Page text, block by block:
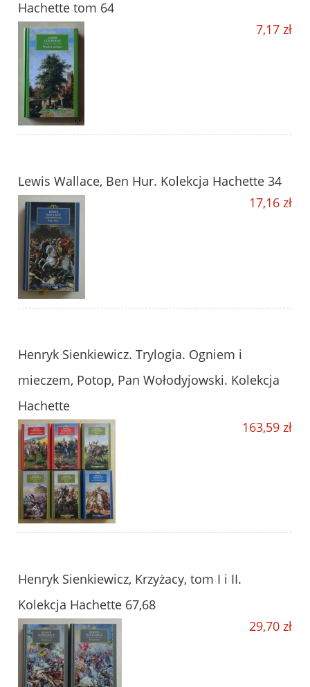
Hachette tom 64
7,17 zł
Lewis Wallace, Ben Hur. Kolekcja Hachette 34
17,16 zł
Henryk Sienkiewicz. Trylogia. Ogniem i
mieczem, Potop, Pan Wołodyjowski. Kolekcja
Hachette
163,59 zł
Henryk Sienkiewicz, Krzyżacy, tom I i II.
Kolekcja Hachette 67,68
29,70 zł